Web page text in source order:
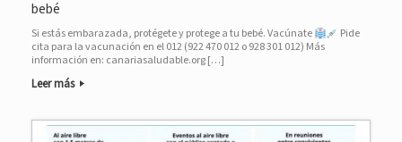
bebé
Si estás embarazada, protégete y protege a tu bebé. Vacúnate
Pide
cita para la vacunación en el 012 (922 470 012 o 928 301 012) Más
información en: canariasaludable.org […]
Leer más